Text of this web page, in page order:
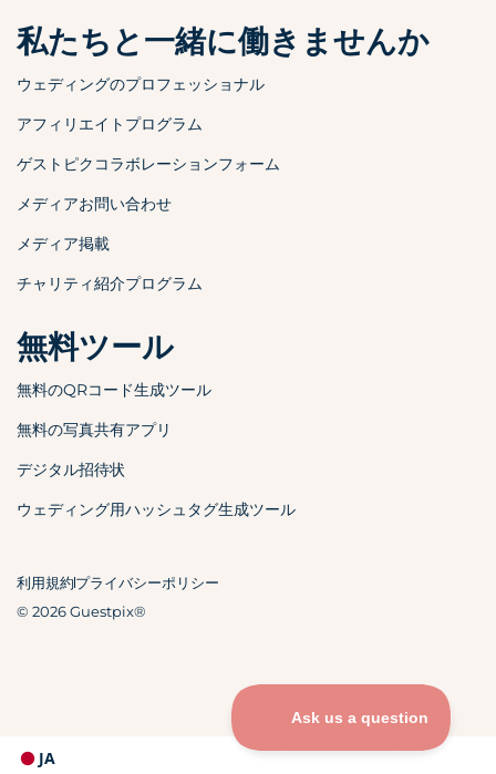
私たちと一緒に働きませんか
ウェディングのプロフェッショナル
アフィリエイトプログラム
ゲストピクコラボレーションフォーム
メディアお問い合わせ
メディア掲載
チャリティ紹介プログラム
無料ツール
無料のQRコード生成ツール
無料の写真共有アプリ
デジタル招待状
ウェディング用ハッシュタグ生成ツール
© 2026 Guestpix®
利用規約プライバシーポリシー
JA